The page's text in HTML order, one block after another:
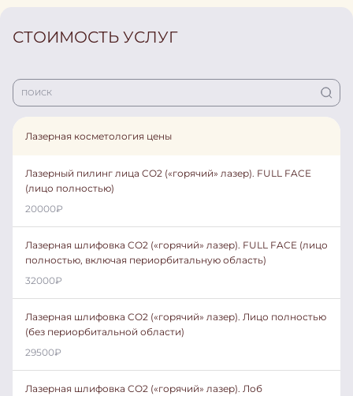
СТОИМОСТЬ УСЛУГ
Лазерная косметология цены
Лазерный пилинг лица CO2 («горячий» лазер). FULL FACE
(лицо полностью)
20000₽
Лазерная шлифовка CO2 («горячий» лазер). FULL FACE (лицо
полностью, включая периорбитальную область)
32000₽
Лазерная шлифовка CO2 («горячий» лазер). Лицо полностью
(без периорбитальной области)
29500₽
Лазерная шлифовка CO2 («горячий» лазер). Лоб